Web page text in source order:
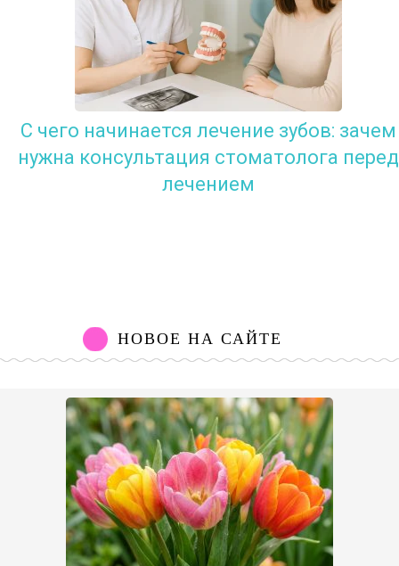
С чего начинается лечение зубов: зачем
нужна консультация стоматолога перед
лечением
НОВОЕ НА САЙТЕ